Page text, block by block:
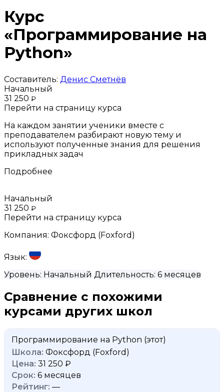
Курс
«Программирование на
Python»
Составитель: Денис Сметнёв
Начальный
31 250 ₽
Перейти на страницу курса
На каждом занятии ученики вместе с
преподавателем разбирают новую тему и
используют полученные знания для решения
прикладных задач
Подробнее
Начальный
31 250 ₽
Перейти на страницу курса
Компания: Фоксфорд (Foxford)
Язык:
Уровень: Начальный Длительность: 6 месяцев
Сравнение с похожими
курсами других школ
Программирование на Python (этот)
Фоксфорд (Foxford)
31 250 ₽
6 месяцев
—